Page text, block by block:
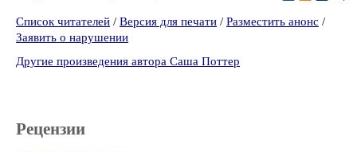
Список читателей / Версия для печати / Разместить анонс /
Заявить о нарушении
Другие произведения автора Саша Поттер
Рецензии